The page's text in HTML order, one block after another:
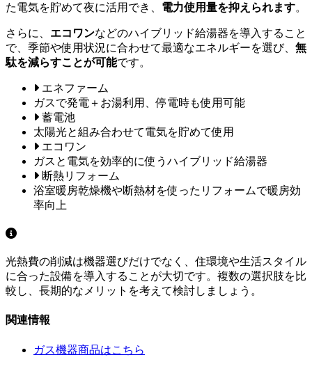
た電気を貯めて夜に活用でき、 電力使用量を抑えられます。
さらに、 エコワンなどのハイブリッド給湯器を導入すること
で、季節や使用状況に合わせて最適なエネルギーを選び、 無
駄を減らすことが可能です。
エネファーム
ガスで発電＋お湯利用、停電時も使用可能
蓄電池
太陽光と組み合わせて電気を貯めて使用
エコワン
ガスと電気を効率的に使うハイブリッド給湯器
断熱リフォーム
浴室暖房乾燥機や断熱材を使ったリフォームで暖房効
率向上
光熱費の削減は機器選びだけでなく、住環境や生活スタイル
に合った設備を導入することが大切です。複数の選択肢を比
較し、長期的なメリットを考えて検討しましょう。
関連情報
ガス機器商品はこちら